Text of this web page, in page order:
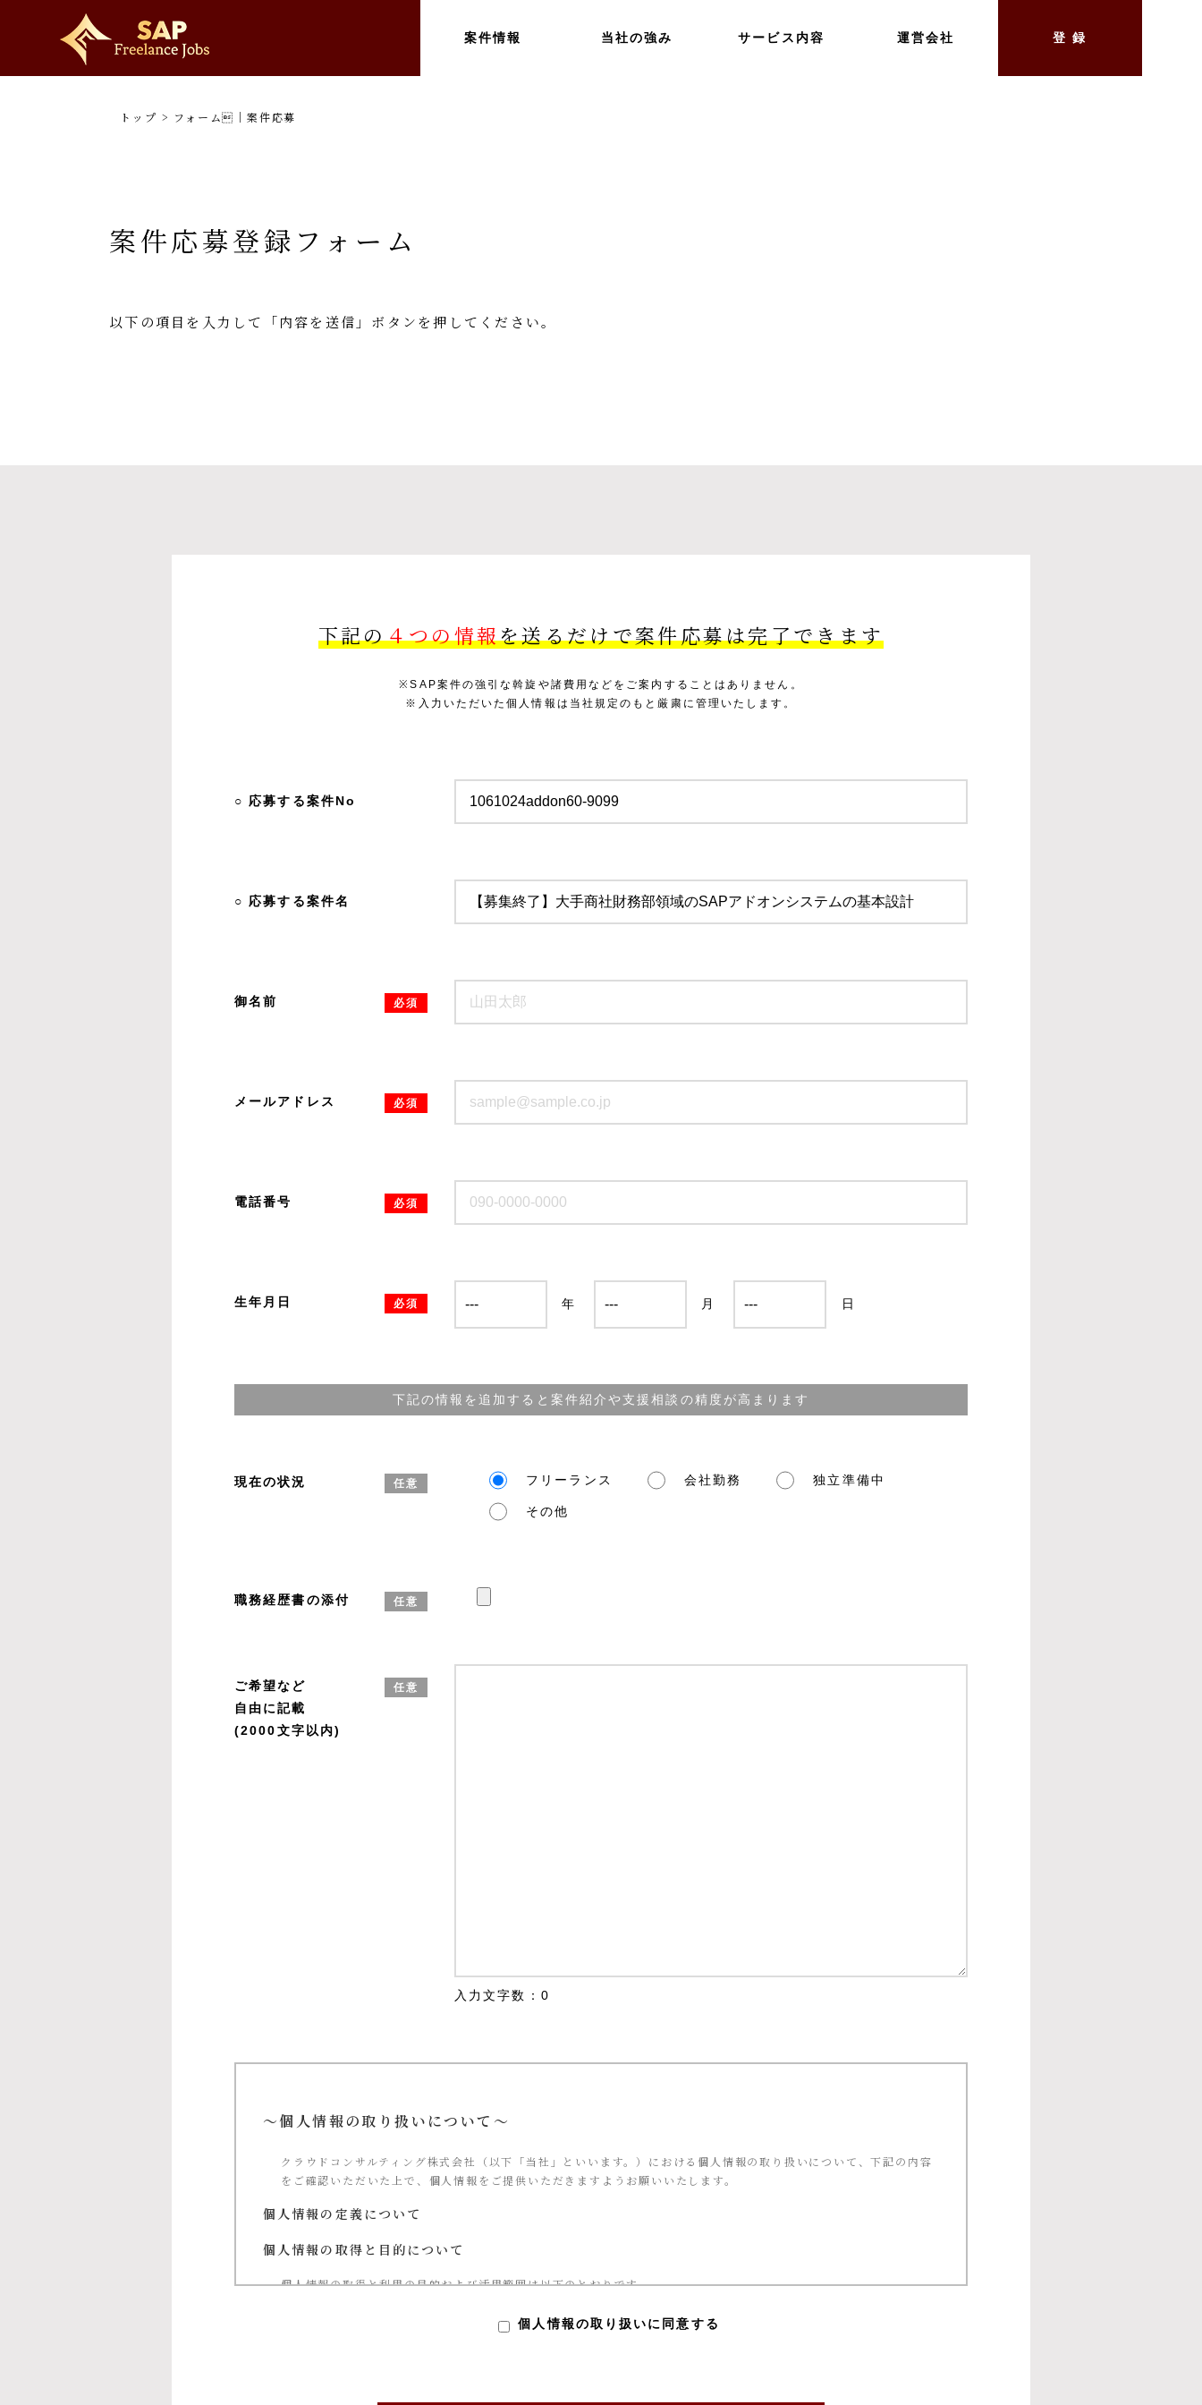
案件情報 当社の強み サービス内容 運営会社 登 録
トップ > フォーム｜案件応募
案件応募登録フォーム
以下の項目を入力して「内容を送信」ボタンを押してください。
下記の４つの情報を送るだけで案件応募は完了できます
※SAP案件の強引な斡旋や諸費用などをご案内することはありません。
※入力いただいた個人情報は当社規定のもと厳粛に管理いたします。
○ 応募する案件No
○ 応募する案件名
御名前 必須
メールアドレス 必須
電話番号 必須
生年月日 必須 年 月 日
下記の情報を追加すると案件紹介や支援相談の精度が高まります
現在の状況 任意 フリーランス 会社勤務 独立準備中
その他
職務経歴書の添付 任意
ご希望など
自由に記載
(2000文字以内)
任意
入力文字数： 0
～個人情報の取り扱いについて～
クラウドコンサルティング株式会社（以下「当社」といいます。）における個人情報の取り扱いについて、下記の内容
をご確認いただいた上で、個人情報をご提供いただきますようお願いいたします。
個人情報の定義について
個人情報の取得と目的について
個人情報の取得と利用の目的および活用範囲は以下のとおりです。
②お問い合わせに対する当社からの回答 個人情報の取り扱いに同意する